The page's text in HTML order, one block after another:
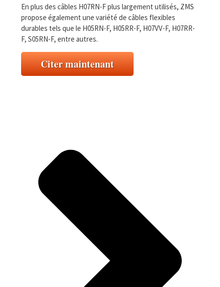
En plus des câbles H07RN-F plus largement utilisés, ZMS
propose également une variété de câbles flexibles
durables tels que le H05RN-F, H05RR-F, H07VV-F, H07RR-
F, S05RN-F, entre autres.
Citer maintenant